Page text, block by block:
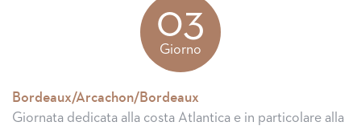
03
Giorno
Bordeaux/Arcachon/Bordeaux
Giornata dedicata alla costa Atlantica e in particolare alla